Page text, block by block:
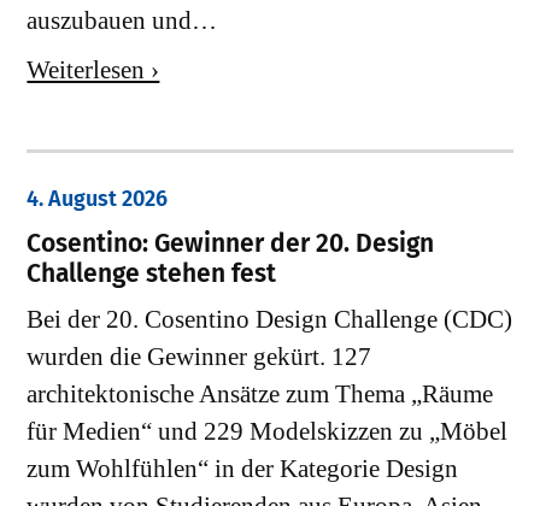
auszubauen und…
Weiterlesen ›
4. August 2026
Cosentino: Gewinner der 20. Design
Challenge stehen fest
Bei der 20. Cosentino Design Challenge (CDC)
wurden die Gewinner gekürt. 127
architektonische Ansätze zum Thema „Räume
für Medien“ und 229 Modelskizzen zu „Möbel
zum Wohlfühlen“ in der Kategorie Design